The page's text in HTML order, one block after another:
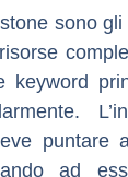
sono
keyword
puntare
ad